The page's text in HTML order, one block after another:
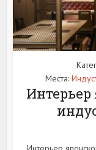
Места:
Интерьер